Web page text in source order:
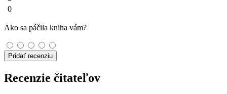
0
Ako sa páčila kniha vám?
Pridať recenziu
Recenzie čitateľov